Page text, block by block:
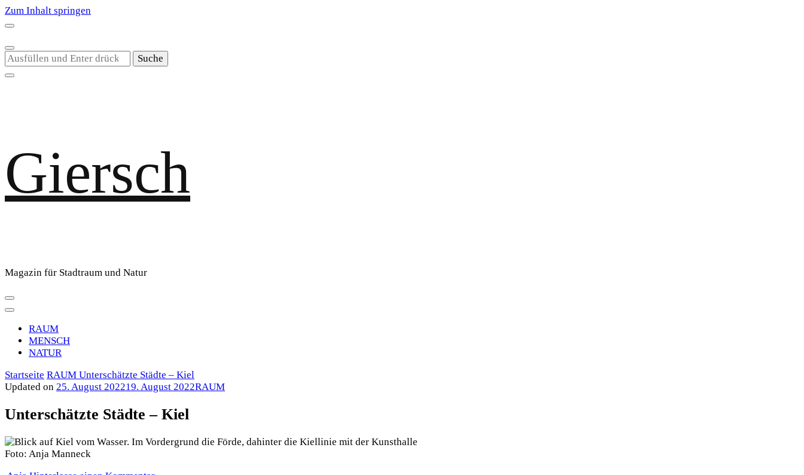
Zum Inhalt springen
Suchst
du
nach
Giersch
Magazin für Stadtraum und Natur
RAUM
MENSCH
NATUR
Startseite RAUM Unterschätzte Städte – Kiel
Updated on 25. August 202219. August 2022RAUM
Unterschätzte Städte – Kiel
Foto: Anja Manneck